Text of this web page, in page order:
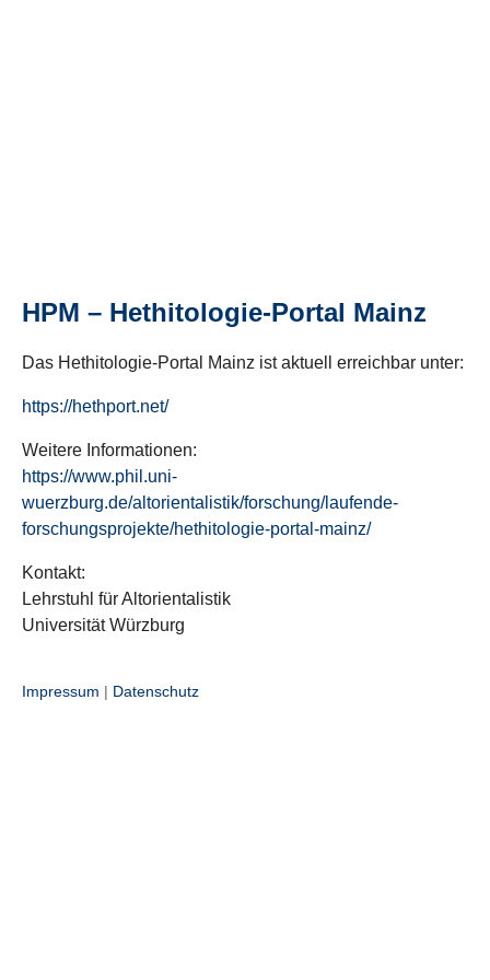
HPM – Hethitologie-Portal Mainz
Das Hethitologie-Portal Mainz ist aktuell erreichbar unter:
https://hethport.net/
Weitere Informationen:
https://www.phil.uni-
wuerzburg.de/altorientalistik/forschung/laufende-
forschungsprojekte/hethitologie-portal-mainz/
Kontakt:
Lehrstuhl für Altorientalistik
Universität Würzburg
Impressum | Datenschutz